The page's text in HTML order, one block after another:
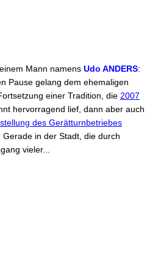
Mann namens Udo ANDERS:
Pause gelang dem ehemaligen
einer Tradition, die 2007
hervorragend lief, dann aber auch
des Gerätturnbetriebes
in der Stadt, die durch
vieler...